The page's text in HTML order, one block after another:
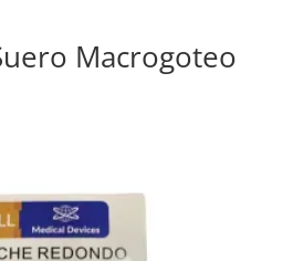
Macrogoteo